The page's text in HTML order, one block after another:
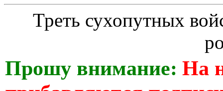
Треть сухопутных
Прошу внимание: На